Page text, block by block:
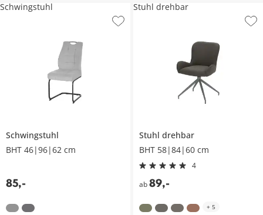
Schwingstuhl
BHT 46|96|62 cm
85,-
Schwingstuhl
Stuhl drehbar
BHT 58|84|60 cm
4
ab 89,-
Stuhl drehbar
+ 5